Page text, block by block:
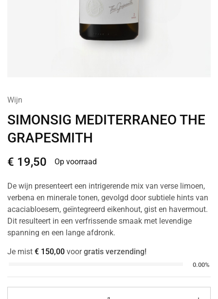
Wijn
SIMONSIG MEDITERRANEO THE
GRAPESMITH
€ 19,50 Op voorraad
De wijn presenteert een intrigerende mix van verse limoen,
verbena en minerale tonen, gevolgd door subtiele hints van
acaciabloesem, geïntegreerd eikenhout, gist en havermout.
Dit resulteert in een verfrissende smaak met levendige
spanning en een lange afdronk.
Je mist € 150,00 voorgratis verzending!
0.00%